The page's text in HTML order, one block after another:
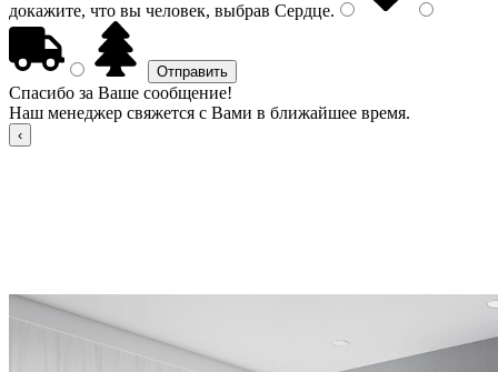
докажите, что вы человек, выбрав Сердце.
Спасибо за Ваше сообщение!
Наш менеджер свяжется с Вами в ближайшее время.